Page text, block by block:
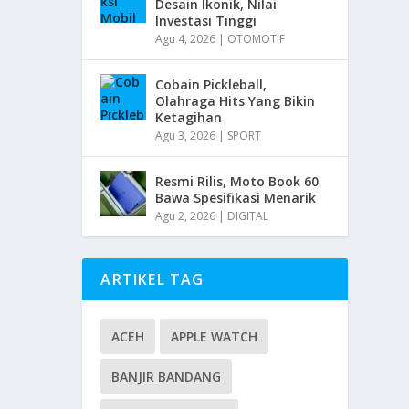
Desain Ikonik, Nilai
Investasi Tinggi
Agu 4, 2026 | OTOMOTIF
Cobain Pickleball,
Olahraga Hits Yang Bikin
Ketagihan
Agu 3, 2026 | SPORT
Resmi Rilis, Moto Book 60
Bawa Spesifikasi Menarik
Agu 2, 2026 | DIGITAL
ARTIKEL TAG
ACEH APPLE WATCH
BANJIR BANDANG